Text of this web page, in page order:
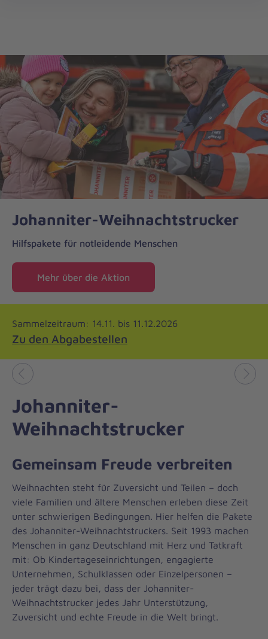
Johanniter-Weihnachtstrucker
Hilfspakete für notleidende Menschen
Mehr über die Aktion
Sammelzeitraum: 14.11. bis 11.12.2026
Zu den Abgabestellen
Vorheriges
Johanniter-
Weihnachtstrucker
Gemeinsam Freude verbreiten
Weihnachten steht für Zuversicht und Teilen – doch
viele Familien und ältere Menschen erleben diese Zeit
unter schwierigen Bedingungen. Hier helfen die Pakete
des Johanniter-Weihnachtstruckers. Seit 1993 machen
Menschen in ganz Deutschland mit Herz und Tatkraft
mit: Ob Kindertageseinrichtungen, engagierte
Unternehmen, Schulklassen oder Einzelpersonen –
jeder trägt dazu bei, dass der Johanniter-
Weihnachtstrucker jedes Jahr Unterstützung,
Zuversicht und echte Freude in die Welt bringt.